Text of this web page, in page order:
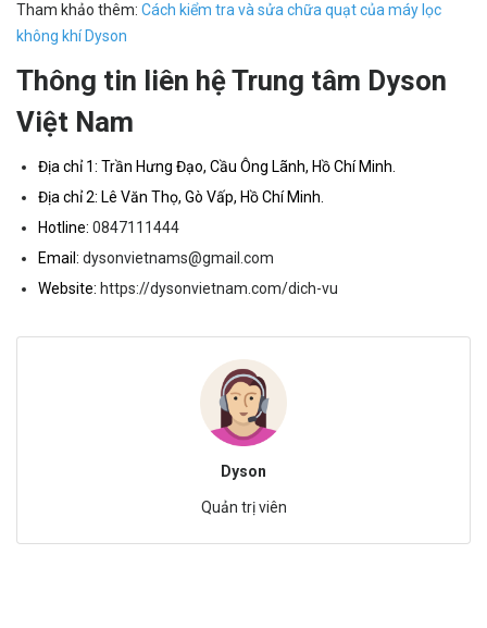
Tham khảo thêm: Cách kiểm tra và sửa chữa quạt của máy lọc
không khí Dyson
Thông tin liên hệ Trung tâm Dyson
Việt Nam
Địa chỉ 1: Trần Hưng Đạo, Cầu Ông Lãnh, Hồ Chí Minh.
Địa chỉ 2: Lê Văn Thọ, Gò Vấp, Hồ Chí Minh.
Hotline: 0847111444
Email: dysonvietnams@gmail.com
Website: https://dysonvietnam.com/dich-vu
Dyson
Quản trị viên